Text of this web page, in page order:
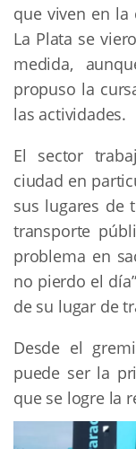
que viven en
La Plata se
medida,
propuso la
las actividades.
El sector
ciudad en
sus lugares de
transporte
problema en
no pierdo el
de su lugar de
Desde el
puede ser la
que se logre la